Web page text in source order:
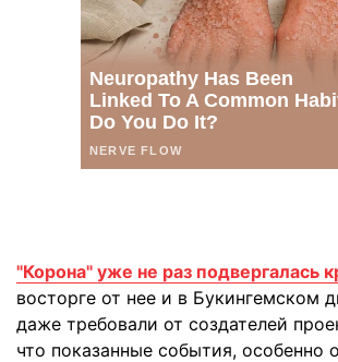
"Корона" уже не раз подвергалась
восторге от нее и в Букингемском
даже требовали от создателей
что показанные события, особенно